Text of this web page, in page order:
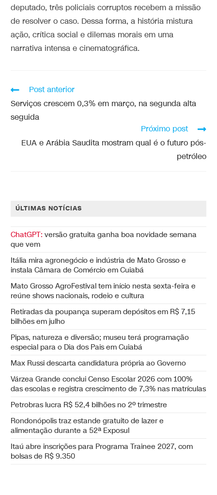
deputado, três policiais corruptos recebem a missão
de resolver o caso. Dessa forma, a história mistura
ação, crítica social e dilemas morais em uma
narrativa intensa e cinematográfica.
Post anterior
Serviços crescem 0,3% em março, na segunda alta
seguida
Próximo post
EUA e Arábia Saudita mostram qual é o futuro pós-
petróleo
ÚLTIMAS NOTÍCIAS
ChatGPT: versão gratuita ganha boa novidade semana
que vem
Itália mira agronegócio e indústria de Mato Grosso e
instala Câmara de Comércio em Cuiabá
Mato Grosso AgroFestival tem início nesta sexta-feira e
reúne shows nacionais, rodeio e cultura
Retiradas da poupança superam depósitos em R$ 7,15
bilhões em julho
Pipas, natureza e diversão; museu terá programação
especial para o Dia dos Pais em Cuiabá
Max Russi descarta candidatura própria ao Governo
Várzea Grande conclui Censo Escolar 2026 com 100%
das escolas e registra crescimento de 7,3% nas matrículas
Petrobras lucra R$ 52,4 bilhões no 2º trimestre
Rondonópolis traz estande gratuito de lazer e
alimentação durante a 52ª Exposul
Itaú abre inscrições para Programa Trainee 2027, com
bolsas de R$ 9.350